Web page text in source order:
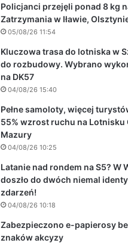
Policjanci przejęli ponad 8 kg
Zatrzymania w Iławie,
05/08/26 11:54
Kluczowa trasa do lotniska w
do rozbudowy. Wybrano
na DK57
04/08/26 15:40
Pełne samoloty, więcej
55% wzrost ruchu na Lotnisku
Mazury
04/08/26 10:25
Latanie nad rondem na S5? W
doszło do dwóch niemal
zdarzeń!
04/08/26 10:18
Zabezpieczono e-papierosy
znaków akcyzy